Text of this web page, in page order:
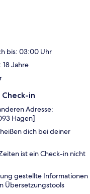
bis: 03:00 Uhr
Jahre
in
Adresse:
Hagen]
dich bei deiner
ist ein Check-in nicht
gestellte Informationen
Übersetzungstools